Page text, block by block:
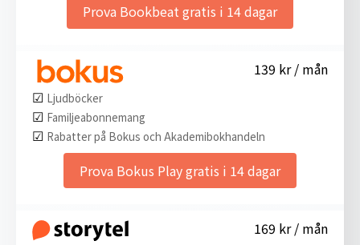
Prova Bookbeat gratis i 14 dagar
139 kr / mån
☑︎ Ljudböcker
☑︎ Familjeabonnemang
☑︎ Rabatter på Bokus och Akademibokhandeln
Prova Bokus Play gratis i 14 dagar
169 kr / mån